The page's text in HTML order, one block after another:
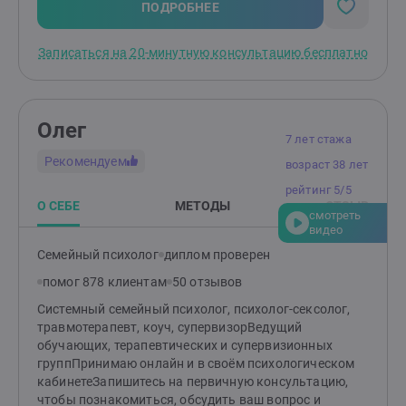
ПОДРОБНЕЕ
Записаться на 20-минутную консультацию бесплатно
7 лет стажа
возраст 38 лет
рейтинг 5/5
смотреть
видео
Олег
Рекомендуем
О СЕБЕ МЕТОДЫ ОТЗЫВ
Семейный психолог диплом проверен
помог 878 клиентам 50 отзывов
Системный семейный психолог, психолог-сексолог,
травмотерапевт, коуч, супервизорВедущий
обучающих, терапевтических и супервизионных
группПринимаю онлайн и в своём психологическом
кабинетеЗапишитесь на первичную консультацию,
чтобы познакомиться, обсудить ваш вопрос и